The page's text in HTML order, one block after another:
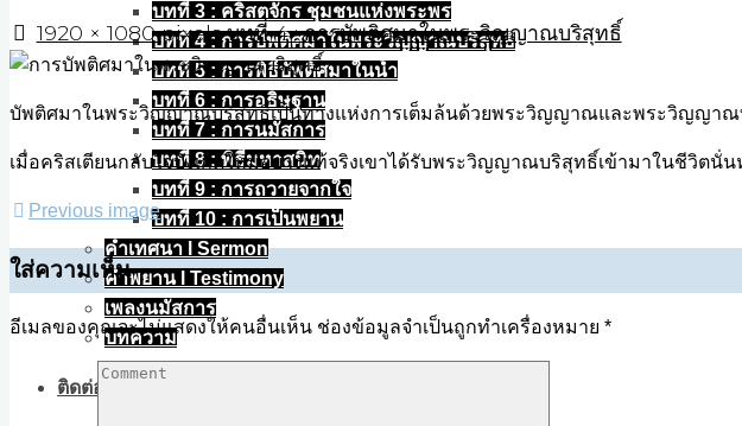
บทที่ 3 : คริสตจักร ชุมชนแห่งพระพร
บทที่ 4 : การบัพติศมาในพระวิญญาณบริสุทธิ์
บทที่ 5 : การพิธีบัพติศมาในน้ำ
บทที่ 6 : การอธิษฐาน
บทที่ 7 : การนมัสการ
บทที่ 8 : พิธีมหาสนิท
บทที่ 9 : การถวายจากใจ
บทที่ 10 : การเป็นพยาน
คำเทศนา l Sermon
คำพยาน l Testimony
เพลงนมัสการ
บทความ
ติดต่อ
Full
size
1920 × 1080pixelsบทที่ 4 : การบัพติศมาในพระวิญญาณบริสุทธิ์
บัพติศมาในพระวิญญาณบริสุทธิ์เป็นทางแห่งการเต็มล้นด้วยพระวิญญาณและพระวิญญาณท
เมื่อคริสเตียนกลับใจบังเกิดใหม่อย่างแท้จริงเขาได้รับพระวิญญาณบริสุทธิ์เข้ามาในชีวิต
Previous image
ใส่ความเห็น
อีเมลของคุณจะไม่แสดงให้คนอื่นเห็น ช่องข้อมูลจำเป็นถูกทำเครื่องหมาย *